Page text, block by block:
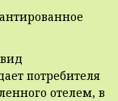
потребителя
отелем, в